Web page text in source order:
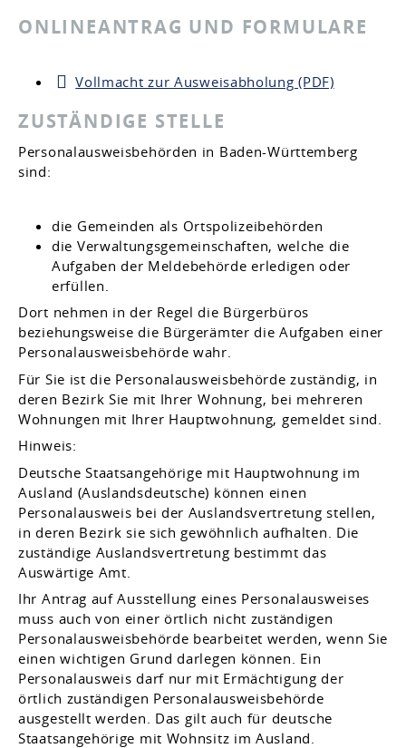
ONLINEANTRAG UND FORMULARE
Vollmacht zur Ausweisabholung (PDF)
ZUSTÄNDIGE STELLE
Personalausweisbehörden in Baden-Württemberg
sind:
die Gemeinden als Ortspolizeibehörden
die Verwaltungsgemeinschaften, welche die
Aufgaben der Meldebehörde erledigen oder
erfüllen.
Dort nehmen in der Regel die Bürgerbüros
beziehungsweise die Bürgerämter die Aufgaben einer
Personalausweisbehörde wahr.
Für Sie ist die Personalausweisbehörde zuständig, in
deren Bezirk Sie mit Ihrer Wohnung, bei mehreren
Wohnungen mit Ihrer Hauptwohnung, gemeldet sind.
Hinweis:
Deutsche Staatsangehörige mit Hauptwohnung im
Ausland (Auslandsdeutsche) können einen
Personalausweis bei der Auslandsvertretung stellen,
in deren Bezirk sie sich gewöhnlich aufhalten. Die
zuständige Auslandsvertretung bestimmt das
Auswärtige Amt.
Ihr Antrag auf Ausstellung eines Personalausweises
muss auch von einer örtlich nicht zuständigen
Personalausweisbehörde bearbeitet werden, wenn Sie
einen wichtigen Grund darlegen können. Ein
Personalausweis darf nur mit Ermächtigung der
örtlich zuständigen Personalausweisbehörde
ausgestellt werden. Das gilt auch für deutsche
Staatsangehörige mit Wohnsitz im Ausland.